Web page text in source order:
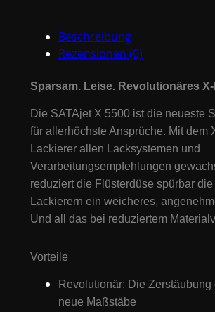
inkl.
1,2mm
#1061556
Menge
Beschreibung
Rezensionen (0)
Sparsam. Leise. Revolutionäres
Die SATAjet X 5500 ist die neueste
für allerhöchste Ansprüche. Mit dem
Lackierer allen Lacksystemen und
Verarbeitungsempfehlungen
reduziert die Flüsterdüse spürbar
Lackierern ein weicheres,
Und all das bei reduziertem
Vorteile
Revolutionär: Die
neue Maßstäbe